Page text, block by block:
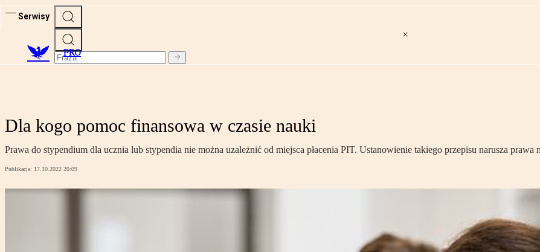
Serwisy
PRO
Dla kogo pomoc finansowa w czasie nauki
Prawa do stypendium dla ucznia lub stypendia nie można uzależnić od miejsca płacenia PIT. Ustanowienie takiego przepisu narusza prawa
Publikacja: 17.10.2022 20:09